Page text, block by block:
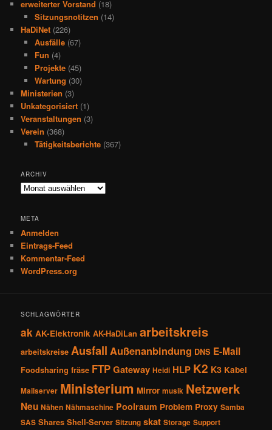
erweiterter Vorstand (18)
Sitzungsnotitzen (14)
HaDiNet (226)
Ausfälle(67)
Fun (4)
Projekte(45)
Wartung (30)
Ministerien (3)
Unkategorisiert (1)
Veranstaltungen (3)
Verein (368)
Tätigkeitsberichte(367)
ARCHIV
Archiv
META
Anmelden
Eintrags-Feed
Kommentar-Feed
WordPress.org
SCHLAGWÖRTER
ak AK-Elektronik AK-HaDiLan arbeitskreis
arbeitskreise Ausfall Außenanbindung DNS E-Mail
Foodsharing fräse FTPGateway Heidi HLP K2 K3 Kabel
Mailserver Ministerium Mirror musik Netzwerk
Neu Nähen Nähmaschine Poolraum Problem Proxy Samba
SAS Shares Shell-Server Sitzung skat Storage Support